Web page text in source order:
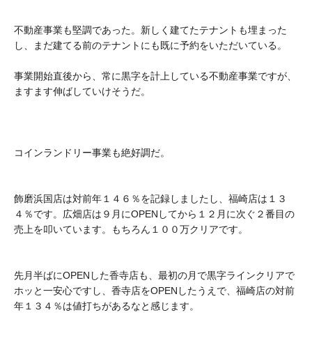
不動産事業も堅調であった。新しく建てたテナントも埋まった
し、まだ建てる前のテナントにも既に予約をいただいている。
事業開始直後から、常に黒字を計上している不動産事業ですが、
ますます伸ばしていけそうだ。
コインランドリー事業も絶好調だ。
飾磨浜国店は対前年１４６％を記録しましたし、福崎店は１３
４％です。広畑店は９月にOPENしてから１２月に次ぐ２番目の
売上を叩いています。もちろん１００万クリアです。
先月半ばにOPENした香寺店も、最初の月で黒字ラインクリアで
ホッと一安心ですし、香寺店をOPENしたうえで、福崎店の対前
年１３４％は値打ちがあるなと感じます。